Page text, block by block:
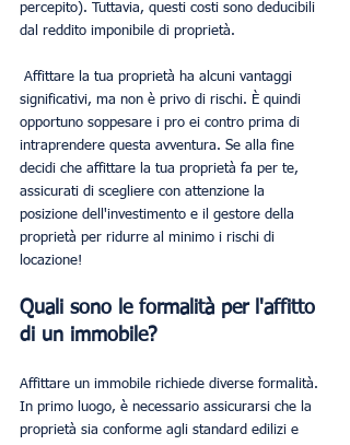
percepito). Tuttavia, questi costi sono deducibili
dal reddito imponibile di proprietà.
significativi, ma non è privo di rischi. È quindi
opportuno soppesare i pro ei contro prima di
intraprendere questa avventura. Se alla fine
decidi che affittare la tua proprietà fa per te,
assicurati di scegliere con attenzione la
posizione dell'investimento e il gestore della
proprietà per ridurre al minimo i rischi di
locazione!
Quali sono le formalità per l'affitto
di un immobile?
Affittare un immobile richiede diverse formalità.
In primo luogo, è necessario assicurarsi che la
proprietà sia conforme agli standard edilizi e